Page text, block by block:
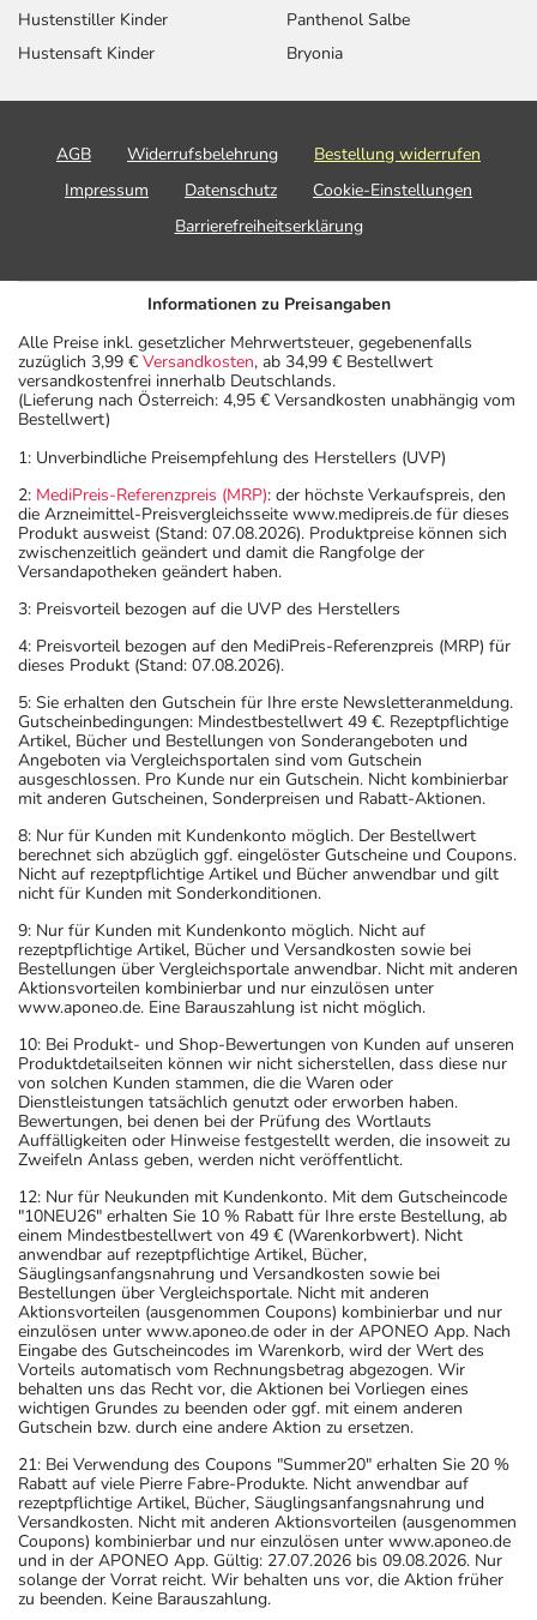
Sie den Zuckergehalt berücksichtigen.
- Es kann Arzneimittel geben, mit denen
generell vor der Behandlung mit einem neuen
dem Arzt oder Apotheker angeben. Das gilt auch für
Arzneimittel, die Sie selbst kaufen, nur gelegentlich
anwenden oder deren Anwendung schon einige Zeit
- Auf Grapefruit sowie Grapefruit-Zubereitungen soll
während der Behandlung mit dem Medikament
vollständig verzichtet werden.
Bitte verwenden Sie dieses Arzneimittel nicht mehr nach
dem auf der Packung oder der Umverpackung
angegebenen Verfallsdatum. Das Verfallsdatum bezieht
sich auf den letzten Tag des angegebenen Monats.
Hustenstiller Kinder
Hustensaft Kinder
Panthenol Salbe
Bryonia
AGB Widerrufsbelehrung
Bestellung widerrufen
Impressum
Datenschutz
Cookie-Einstellungen
Barrierefreiheitserklärung
Informationen zu Preisangaben
Alle Preise inkl. gesetzlicher Mehrwertsteuer, gegebenenfalls
zuzüglich 3,99 € Versandkosten, ab 34,99 € Bestellwert
versandkostenfrei innerhalb Deutschlands.
(Lieferung nach Österreich: 4,95 € Versandkosten unabhängig vom
Bestellwert)
1: Unverbindliche Preisempfehlung des Herstellers (UVP)
2: MediPreis-Referenzpreis (MRP): der höchste Verkaufspreis, den
die Arzneimittel-Preisvergleichsseite www.medipreis.de für dieses
Produkt ausweist (Stand: 07.08.2026). Produktpreise können sich
zwischenzeitlich geändert und damit die Rangfolge der
Versandapotheken geändert haben.
3: Preisvorteil bezogen auf die UVP des Herstellers
4: Preisvorteil bezogen auf den MediPreis-Referenzpreis (MRP) für
dieses Produkt (Stand: 07.08.2026).
5: Sie erhalten den Gutschein für Ihre erste Newsletteranmeldung.
Gutscheinbedingungen: Mindestbestellwert 49 €. Rezeptpflichtige
Artikel, Bücher und Bestellungen von Sonderangeboten und
Angeboten via Vergleichsportalen sind vom Gutschein
ausgeschlossen. Pro Kunde nur ein Gutschein. Nicht kombinierbar
mit anderen Gutscheinen, Sonderpreisen und Rabatt-Aktionen.
8: Nur für Kunden mit Kundenkonto möglich. Der Bestellwert
berechnet sich abzüglich ggf. eingelöster Gutscheine und Coupons.
Nicht auf rezeptpflichtige Artikel und Bücher anwendbar und gilt
nicht für Kunden mit Sonderkonditionen.
9: Nur für Kunden mit Kundenkonto möglich. Nicht auf
rezeptpflichtige Artikel, Bücher und Versandkosten sowie bei
Bestellungen über Vergleichsportale anwendbar. Nicht mit anderen
Aktionsvorteilen kombinierbar und nur einzulösen unter
www.aponeo.de. Eine Barauszahlung ist nicht möglich.
10: Bei Produkt- und Shop-Bewertungen von Kunden auf unseren
Produktdetailseiten können wir nicht sicherstellen, dass diese nur
von solchen Kunden stammen, die die Waren oder
Dienstleistungen tatsächlich genutzt oder erworben haben.
Bewertungen, bei denen bei der Prüfung des Wortlauts
Auffälligkeiten oder Hinweise festgestellt werden, die insoweit zu
Zweifeln Anlass geben, werden nicht veröffentlicht.
12: Nur für Neukunden mit Kundenkonto. Mit dem Gutscheincode
"10NEU26" erhalten Sie 10 % Rabatt für Ihre erste Bestellung, ab
einem Mindestbestellwert von 49 € (Warenkorbwert). Nicht
anwendbar auf rezeptpflichtige Artikel, Bücher,
Säuglingsanfangsnahrung und Versandkosten sowie bei
Bestellungen über Vergleichsportale. Nicht mit anderen
Aktionsvorteilen (ausgenommen Coupons) kombinierbar und nur
einzulösen unter www.aponeo.de oder in der APONEO App. Nach
Eingabe des Gutscheincodes im Warenkorb, wird der Wert des
Vorteils automatisch vom Rechnungsbetrag abgezogen. Wir
behalten uns das Recht vor, die Aktionen bei Vorliegen eines
wichtigen Grundes zu beenden oder ggf. mit einem anderen
Gutschein bzw. durch eine andere Aktion zu ersetzen.
21: Bei Verwendung des Coupons "Summer20" erhalten Sie 20 %
Rabatt auf viele Pierre Fabre-Produkte. Nicht anwendbar auf
rezeptpflichtige Artikel, Bücher, Säuglingsanfangsnahrung und
Versandkosten. Nicht mit anderen Aktionsvorteilen (ausgenommen
Coupons) kombinierbar und nur einzulösen unter www.aponeo.de
und in der APONEO App. Gültig: 27.07.2026 bis 09.08.2026. Nur
solange der Vorrat reicht. Wir behalten uns vor, die Aktion früher
zu beenden. Keine Barauszahlung.